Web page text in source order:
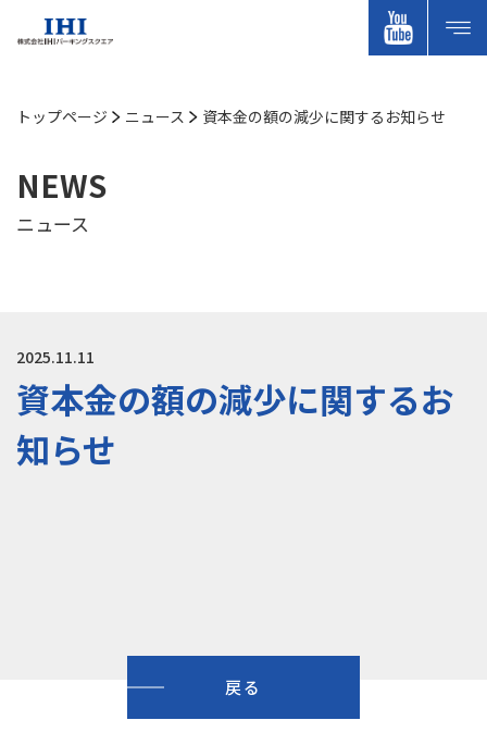
トップページ ニュース 資本金の額の減少に関するお知らせ
NEWS
ニュース
2025.11.11
資本金の額の減少に関するお
知らせ
戻る